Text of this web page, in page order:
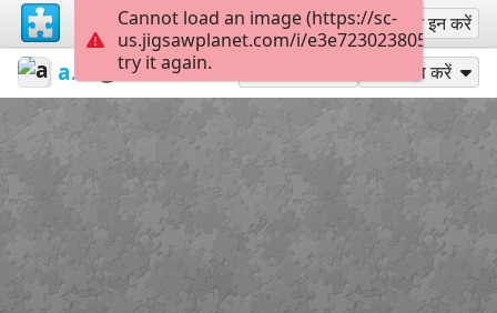
साइन अप साइन इन करें
alexia1676 foodFood साझा करें
Cannot load an image (https://sc-
us.jigsawplanet.com/i/
try it again.